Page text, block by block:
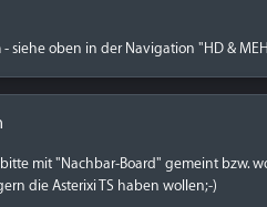
- siehe oben in der Navigation "HD &
mit "Nachbar-Board" gemeint bzw.
die Asterixi TS haben wollen;-)